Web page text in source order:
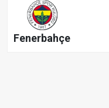
Fenerbahçe